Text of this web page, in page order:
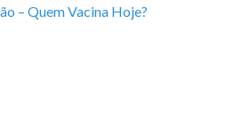
– Quem Vacina Hoje?